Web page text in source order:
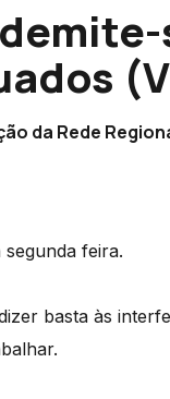
da Rede
feira.
basta às